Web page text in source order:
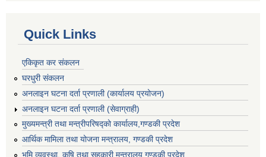
Quick Links
एकिकृत कर संकलन
घरधुरी संकलन
अनलाइन घटना दर्ता प्रणाली (कार्यालय प्रयोजन)
अनलाइन घटना दर्ता प्रणाली (सेवाग्राही)
मुख्यमन्त्री तथा मन्त्रीपरिषद्को कार्यालय,गण्डकी प्रदेश
आर्थिक मामिला तथा योजना मन्त्रालय, गण्डकी प्रदेश
भुमि व्यवस्था, कृषि तथा सहकारी मन्त्रालय गण्डकी प्रदेश